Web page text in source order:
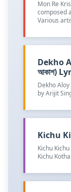
Mon Re
composed
Various
Dekho
আকাশ)
Dekho
by Arijit
Kichu
Kichu
Kichu